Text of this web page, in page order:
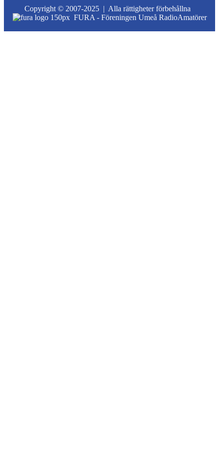
Copyright © 2007-2025 | Alla rättigheter förbehållna
FURA - Föreningen Umeå RadioAmatörer